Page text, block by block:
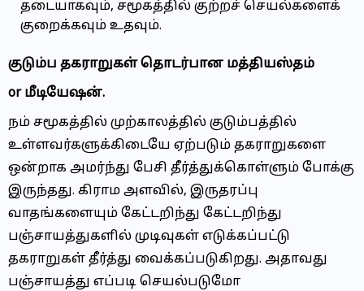
தடையாகவும், சமூகத்தில் குற்றச் செயல்களைக்
குறைக்கவும் உதவும்.
குடும்ப தகராறுகள் தொடர்பான மத்தியஸ்தம்
or மீடியேஷன்.
நம் சமூகத்தில் முற்காலத்தில் குடும்பத்தில்
உள்ளவர்களுக்கிடையே ஏற்படும் தகராறுகளை
ஒன்றாக அமர்ந்து பேசி தீர்த்துக்கொள்ளும் போக்கு
இருந்தது. கிராம அளவில், இருதரப்பு
வாதங்களையும் கேட்டறிந்து கேட்டறிந்து
பஞ்சாயத்துகளில் முடிவுகள் எடுக்கப்பட்டு
தகராறுகள் தீர்த்து வைக்கப்படுகிறது. அதாவது
பஞ்சாயத்து எப்படி செயல்படுமோ